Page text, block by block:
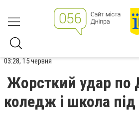
03:28, 15 червня
Жорсткий удар по
коледж і школа